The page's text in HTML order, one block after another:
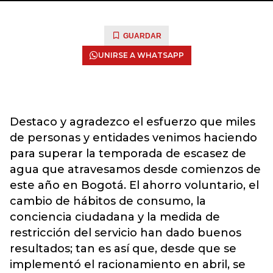
GUARDAR
UNIRSE A WHATSAPP
Destaco y agradezco el esfuerzo que miles
de personas y entidades venimos haciendo
para superar la temporada de escasez de
agua que atravesamos desde comienzos de
este año en Bogotá. El ahorro voluntario, el
cambio de hábitos de consumo, la
conciencia ciudadana y la medida de
restricción del servicio han dado buenos
resultados; tan es así que, desde que se
implementó el racionamiento en abril, se